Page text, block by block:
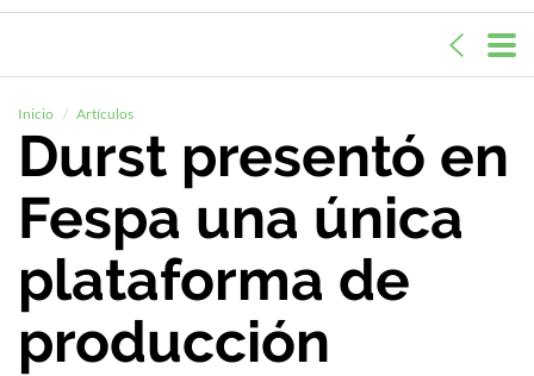
Inicio Artículos
Durst presentó en
Fespa una única
plataforma de
producción